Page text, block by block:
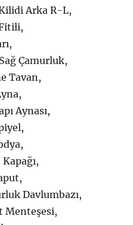
Arka R-L,
Çamurluk,
Tavan,
Aynası,
Davlumbazı,
Menteşesi,